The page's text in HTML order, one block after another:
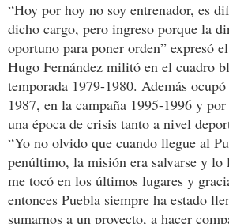
“Hoy por hoy no soy entrenador, es
dicho cargo, pero ingreso porque la
oportuno para poner orden” expresó
Hugo Fernández militó en el cuadro
temporada 1979-1980. Además
1987, en la campaña 1995-1996 y
una época de crisis tanto a nivel
“Yo no olvido que cuando llegue al
penúltimo, la misión era salvarse y
me tocó en los últimos lugares y
entonces Puebla siempre ha estado
sumarnos a un proyecto, a hacer